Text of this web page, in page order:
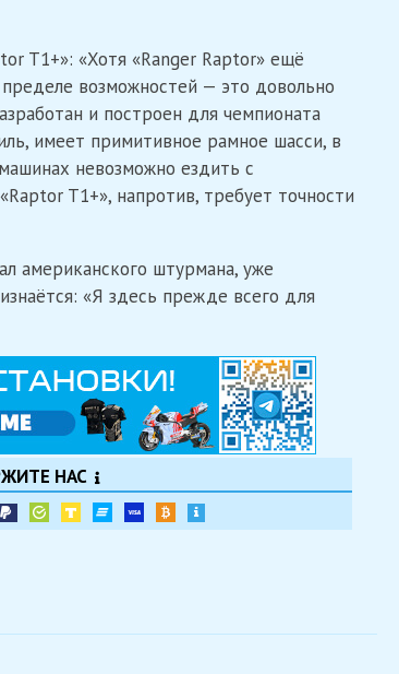
T1+»: «Хотя «Ranger Raptor» ещё
возможностей — это довольно
и построен для чемпионата
имеет примитивное рамное шасси, в
невозможно ездить с
T1+», напротив, требует точности
американского штурмана, уже
«Я здесь прежде всего для
НАС